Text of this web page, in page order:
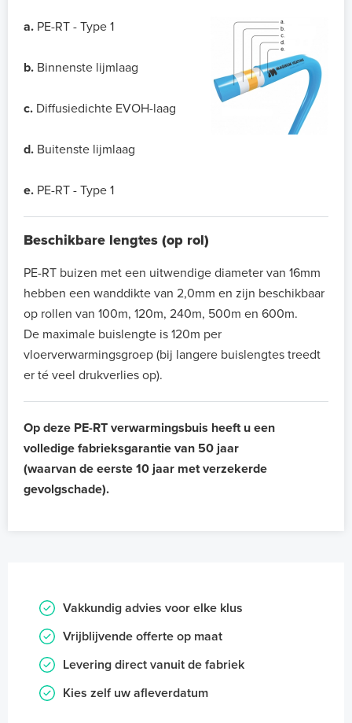
a. PE-RT - Type 1
b. Binnenste lijmlaag
c. Diffusiedichte EVOH-laag
d. Buitenste lijmlaag
e. PE-RT - Type 1
Beschikbare lengtes (op rol)
PE-RT buizen met een uitwendige diameter van 16mm
hebben een wanddikte van 2,0mm en zijn beschikbaar
op rollen van 100m, 120m, 240m, 500m en 600m.
De maximale buislengte is 120m per
vloerverwarmingsgroep (bij langere buislengtes treedt
er té veel drukverlies op).
Op deze PE-RT verwarmingsbuis heeft u een
volledige fabrieksgarantie van 50 jaar
(waarvan de eerste 10 jaar met verzekerde
gevolgschade).
Vakkundig advies voor elke klus
Vrijblijvende offerte op maat
Levering direct vanuit de fabriek
Kies zelf uw afleverdatum